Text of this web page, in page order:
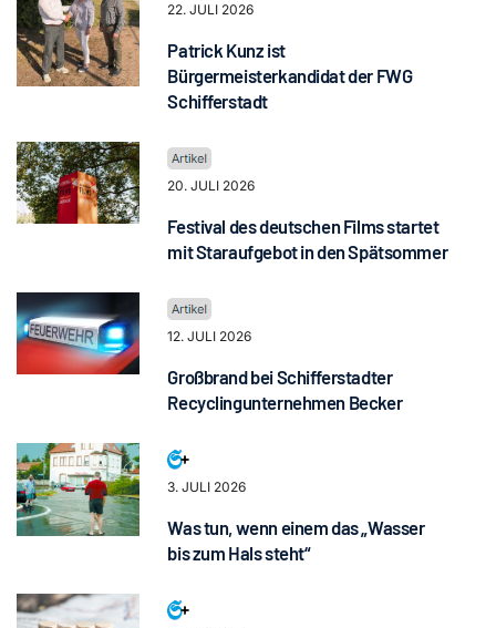
22. JULI 2026
Patrick Kunz ist
Bürgermeisterkandidat der FWG
Schifferstadt
20. JULI 2026
Festival des deutschen Films startet
mit Staraufgebot in den Spätsommer
12. JULI 2026
Großbrand bei Schifferstadter
Recyclingunternehmen Becker
3. JULI 2026
Was tun, wenn einem das „Wasser
bis zum Hals steht“